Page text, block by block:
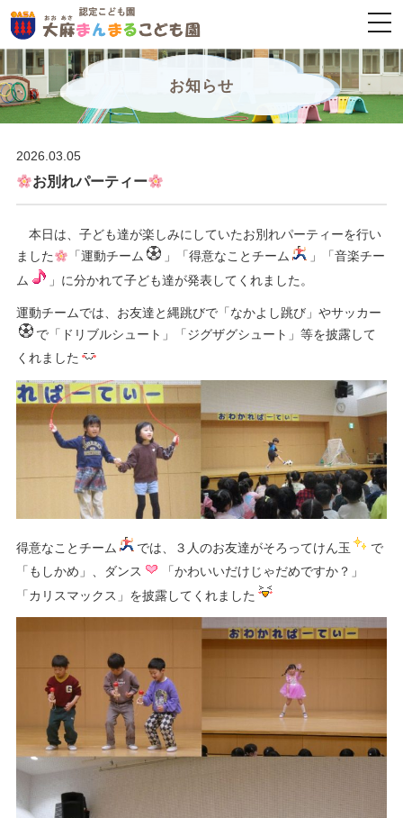
お知らせ
2026.03.05
お別れパーティー
本日は、子ども達が楽しみにしていたお別れパーティーを行い
ました
「運動チーム 」「得意なことチーム
」「音楽チー
ム
」に分かれて子ども達が発表してくれました。
運動チームでは、お友達と縄跳びで「なかよし跳び」やサッカー
で「ドリブルシュート」「ジグザグシュート」等を披露して
くれました
得意なことチーム では、３人のお友達がそろってけん玉
で
「もしかめ」、ダンス
「かわいいだけじゃだめですか？」
「カリスマックス」を披露してくれました